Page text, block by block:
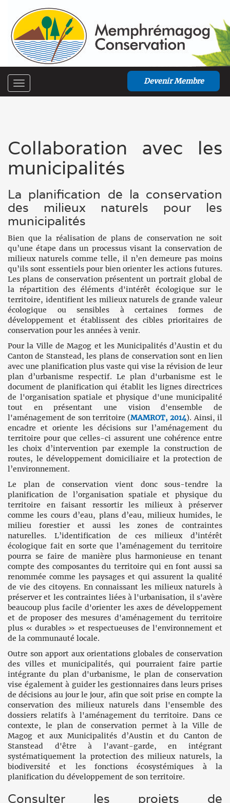
Devenir Membre
Toggle
navigation
Collaboration avec les
municipalités
La planification de la conservation
des milieux naturels pour les
municipalités
Bien que la réalisation de plans de conservation ne soit
qu’une étape dans un processus visant la conservation de
milieux naturels comme telle, il n’en demeure pas moins
qu’ils sont essentiels pour bien orienter les actions futures.
Les plans de conservation présentent un portrait global de
la répartition des éléments d'intérêt écologique sur le
territoire, identifient les milieux naturels de grande valeur
écologique ou sensibles à certaines formes de
développement et établissent des cibles prioritaires de
conservation pour les années à venir.
Pour la Ville de Magog et les Municipalités d’Austin et du
Canton de Stanstead, les plans de conservation sont en lien
avec une planification plus vaste qui vise la révision de leur
plan d’urbanisme respectif. Le plan d'urbanisme est le
document de planification qui établit les lignes directrices
de l'organisation spatiale et physique d'une municipalité
tout en présentant une vision d'ensemble de
l'aménagement de son territoire (MAMROT, 2014). Ainsi, il
encadre et oriente les décisions sur l’aménagement du
territoire pour que celles-ci assurent une cohérence entre
les choix d’intervention par exemple la construction de
routes, le développement domiciliaire et la protection de
l’environnement.
Le plan de conservation vient donc sous-tendre la
planification de l’organisation spatiale et physique du
territoire en faisant ressortir les milieux à préserver
comme les cours d’eau, plans d’eau, milieux humides, le
milieu forestier et aussi les zones de contraintes
naturelles. L’identification de ces milieux d’intérêt
écologique fait en sorte que l’aménagement du territoire
pourra se faire de manière plus harmonieuse en tenant
compte des composantes du territoire qui en font aussi sa
renommée comme les paysages et qui assurent la qualité
de vie des citoyens. En connaissant les milieux naturels à
préserver et les contraintes liées à l'urbanisation, il s'avère
beaucoup plus facile d'orienter les axes de développement
et de proposer des mesures d'aménagement du territoire
plus « durables » et respectueuses de l'environnement et
de la communauté locale.
Outre son apport aux orientations globales de conservation
des villes et municipalités, qui pourraient faire partie
intégrante du plan d'urbanisme, le plan de conservation
vise également à guider les gestionnaires dans leurs prises
de décisions au jour le jour, afin que soit prise en compte la
conservation des milieux naturels dans l'ensemble des
dossiers relatifs à l'aménagement du territoire. Dans ce
contexte, le plan de conservation permet à la Ville de
Magog et aux Municipalités d’Austin et du Canton de
Stanstead d'être à l'avant-garde, en intégrant
systématiquement la protection des milieux naturels, la
biodiversité et les fonctions écosystémiques à la
planification du développement de son territoire.
Consulter les projets de